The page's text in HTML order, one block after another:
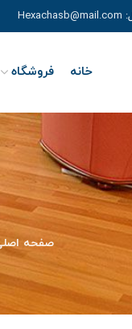
Hexachasb@mail.com
خانه فروشگاه
صفحه